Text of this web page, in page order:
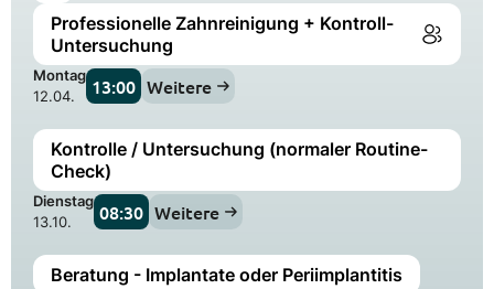
Professionelle Zahnreinigung + Kontroll-
Untersuchung
Montag
12.04.
13:00 Weitere
Kontrolle / Untersuchung (normaler Routine-
Check)
Dienstag
13.10.
08:30 Weitere
Beratung - Implantate oder Periimplantitis